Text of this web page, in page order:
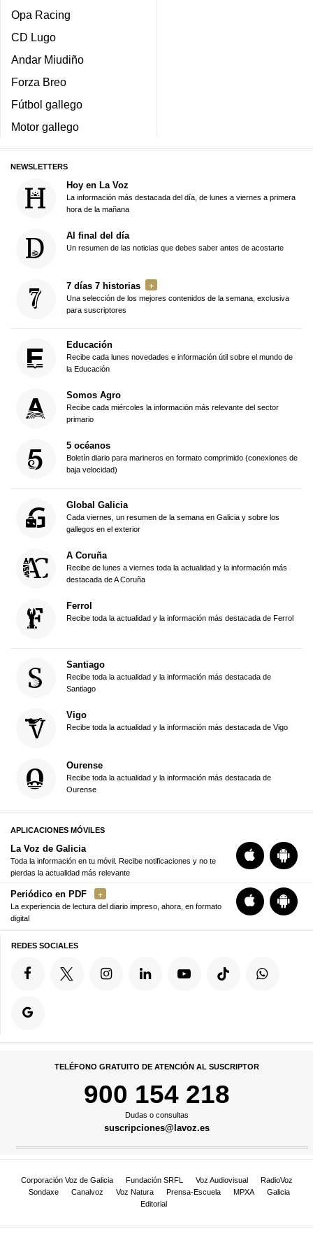
Opa Racing
CD Lugo
Andar Miudiño
Forza Breo
Fútbol gallego
Motor gallego
NEWSLETTERS
Hoy en La Voz
La información más destacada del día, de lunes a viernes a primera
hora de la mañana
Al final del día
Un resumen de las noticias que debes saber antes de acostarte
7 días 7 historias
Una selección de los mejores contenidos de la semana, exclusiva
para suscriptores
Educación
Recibe cada lunes novedades e información útil sobre el mundo de
la Educación
Somos Agro
Recibe cada miércoles la información más relevante del sector
primario
5 océanos
Boletín diario para marineros en formato comprimido (conexiones de
baja velocidad)
Global Galicia
Cada viernes, un resumen de la semana en Galicia y sobre los
gallegos en el exterior
A Coruña
Recibe de lunes a viernes toda la actualidad y la información más
destacada de A Coruña
Ferrol
Recibe toda la actualidad y la información más destacada de Ferrol
Santiago
Recibe toda la actualidad y la información más destacada de
Santiago
Vigo
Recibe toda la actualidad y la información más destacada de Vigo
Ourense
Recibe toda la actualidad y la información más destacada de
Ourense
APLICACIONES MÓVILES
La Voz de Galicia
Toda la información en tu móvil. Recibe notificaciones y no te
pierdas la actualidad más relevante
Periódico en PDF
La experiencia de lectura del diario impreso, ahora, en formato
digital
REDES SOCIALES
TELÉFONO GRATUITO DE ATENCIÓN AL SUSCRIPTOR
900 154 218
Dudas o consultas
suscripciones@lavoz.es
Corporación Voz de Galicia Fundación SRFL Voz Audiovisual
RadioVoz
Sondaxe
Canalvoz Voz Natura Prensa-Escuela MPXA
Galicia
Editorial